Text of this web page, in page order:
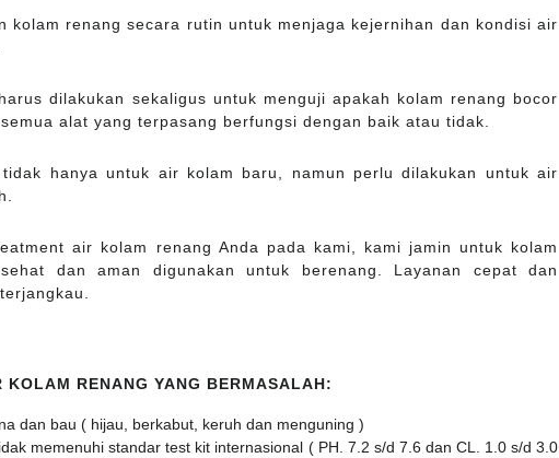
kolam renang secara rutin untuk menjaga kejernihan dan kondisi air
dilakukan sekaligus untuk menguji apakah kolam renang bocor
alat yang terpasang berfungsi dengan baik atau tidak.
hanya untuk air kolam baru, namun perlu dilakukan untuk air
air kolam renang Anda pada kami, kami jamin untuk kolam
dan aman digunakan untuk berenang. Layanan cepat dan
RENANG YANG BERMASALAH:
dan bau ( hijau, berkabut, keruh dan menguning )
memenuhi standar test kit internasional ( PH. 7.2 s/d 7.6 dan CL. 1.0 s/d 3.0